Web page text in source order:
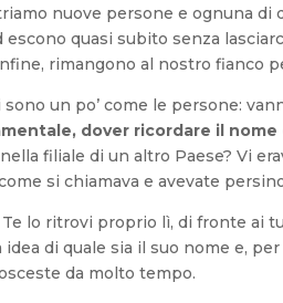
nuove persone e ognuna di
escono quasi subito senza
rimangono al nostro fianco
sono un po’ come le persone:
dover ricordare il nome
filiale di un altro Paese? Vi
si chiamava e avevate
Te lo ritrovi proprio lì, di fronte ai
idea di quale sia il suo nome e,
da molto tempo.